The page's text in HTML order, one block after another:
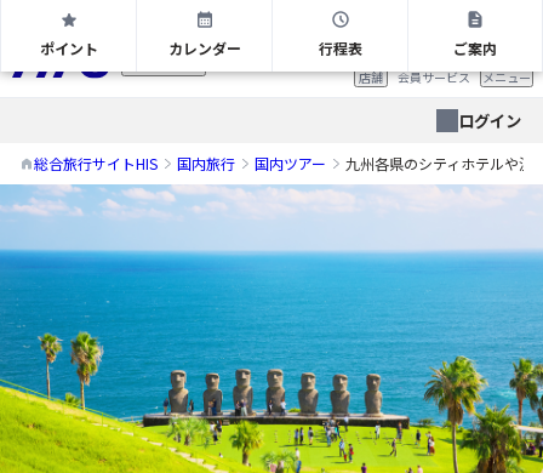
九州各県のシティホテルや温泉宿から選択ドライブ九州 2日間
首都圏版
店舗 会員サービス メニュー
ログイン
総合旅行サイトHIS 国内旅行 国内ツアー 九州各県のシティホテルや温
ポイント カレンダー 行程表 ご案内